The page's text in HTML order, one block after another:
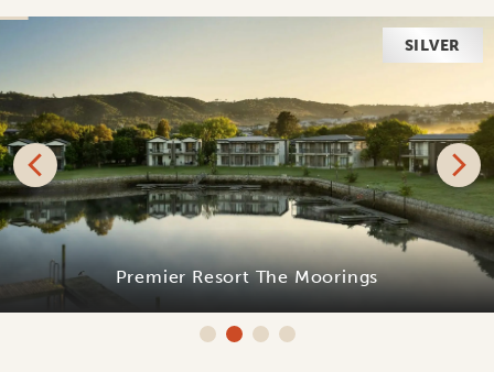
SILVER
Premier Resort The Moorings